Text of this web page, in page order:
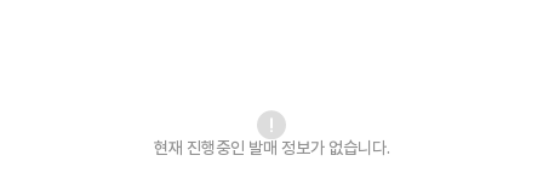
현재 진행중인 발매 정보가 없습니다.